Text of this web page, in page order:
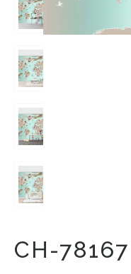
CH-78167